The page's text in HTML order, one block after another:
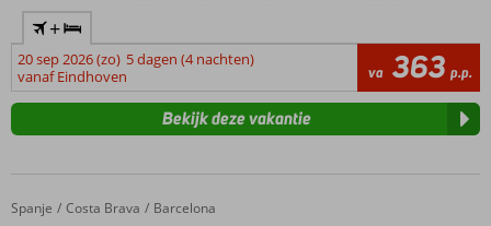
+
20 sep 2026 (zo) 5 dagen (4 nachten)
vanaf Eindhoven
va 363 p.p.
Bekijk deze vakantie
Home
Spanje Costa Brava Barcelona
Ramblas Hotel